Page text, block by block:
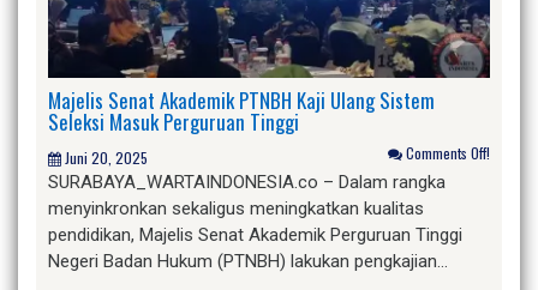
Majelis Senat Akademik PTNBH Kaji Ulang Sistem
Seleksi Masuk Perguruan Tinggi
Juni 20, 2025 Comments Off!
SURABAYA_WARTAINDONESIA.co – Dalam rangka
menyinkronkan sekaligus meningkatkan kualitas
pendidikan, Majelis Senat Akademik Perguruan Tinggi
Negeri Badan Hukum (PTNBH) lakukan pengkajian…